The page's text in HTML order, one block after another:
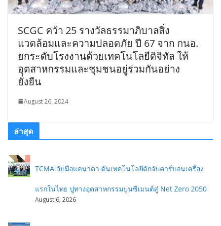
SCGC คว้า 25 รางวัลธรรมาภิบาลสิ่ง
แวดล้อมและความปลอดภัย ปี 67 จาก กนอ.
ยกระดับโรงงานด้วยเทคโนโลยีดิจิทัล ให้
อุตสาหกรรมและชุมชนอยู่ร่วมกันอย่าง
ยั่งยืน
August 26, 2024
ล่าสุด
TCMA จับมือแคนาดา ดันเทคโนโลยีดักจับคาร์บอนเครื่อง
แรกในไทย ปูทางอุตสาหกรรมปูนซีเมนต์สู่ Net Zero 2050
August 6, 2026